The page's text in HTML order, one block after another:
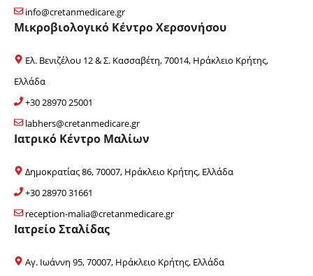
info@cretanmedicare.gr
Μικροβιολογικό Κέντρο Χερσονήσου
Ελ. Βενιζέλου 12 & Σ. Κασσαβέτη, 70014, Ηράκλειο Κρήτης,
Ελλάδα
+30 28970 25001
labhers@cretanmedicare.gr
Ιατρικό Κέντρο Μαλίων
Δημοκρατίας 86, 70007, Ηράκλειο Κρήτης, Ελλάδα
+30 28970 31661
reception-malia@cretanmedicare.gr
Ιατρείο Σταλίδας
Αγ. Ιωάννη 95, 70007, Ηράκλειο Κρήτης, Ελλάδα